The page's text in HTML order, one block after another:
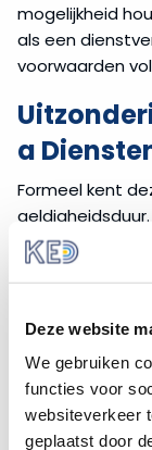
Deze website
We gebruiken
functies voor
websiteverkeer
geplaatst door
mogelijkheid
als een
voorwaarden
a
Formeel kent
plaats. Bij
voorwaarden
geen actie te
verlengen. Als
verleend en de
plaatsvindt, is
verlenging.